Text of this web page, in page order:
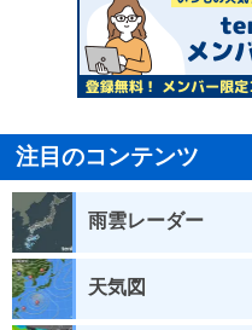
注目のコンテンツ
雨雲レーダー
天気図